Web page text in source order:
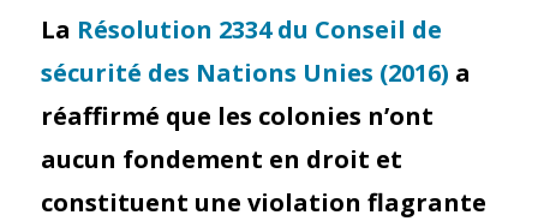
La Résolution 2334 du Conseil de
sécurité des Nations Unies (2016) a
réaffirmé que les colonies n’ont
aucun fondement en droit et
constituent une violation flagrante